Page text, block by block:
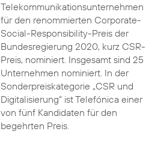
Telekommunikationsunternehmen
für den renommierten Corporate-
Social-Responsibility-Preis der
Bundesregierung 2020, kurz CSR-
Preis, nominiert. Insgesamt sind 25
Unternehmen nominiert. In der
Sonderpreiskategorie „CSR und
Digitalisierung“ ist Telefónica einer
von fünf Kandidaten für den
begehrten Preis.